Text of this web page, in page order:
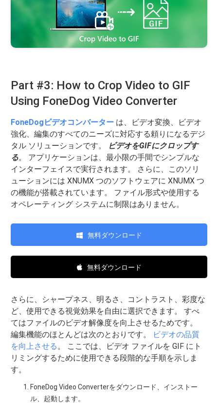
Part #3: How to Crop Video to GIF
Using FoneDog Video Converter
FoneDogビデオコンバーター は、ビデオ変換、ビデオ
強化、編集のすべてのニーズに対応する頼りになるデジ
タル ソリューションです。
ビデオをGIFにクロップす
る。 アプリケーションは、最小限の手間でシンプルな
インターフェイスで実行されます。 さらに、このソリ
ューションには XNUMX つのソフトウェアに XNUMX つ
の機能が搭載されています。 ファイル形式や使用する
オペレーティング システムに制限はありません。
無料ダウンロード
無料ダウンロード
さらに、シャープネス、明るさ、コントラスト、彩度な
ど、使用できる視覚効果を自由に選択できます。 すべ
てはファイルのビデオ解像度を向上させるためです。
編集機能のほとんどは次のとおりです。
ビデオの品質
を向上させる 。 ここでは、ビデオ ファイルを GIF にト
リミングするために使用できる段階的な手順を示しま
す。
FoneDog Video Converterをダウンロード、インストー
ル、起動します。